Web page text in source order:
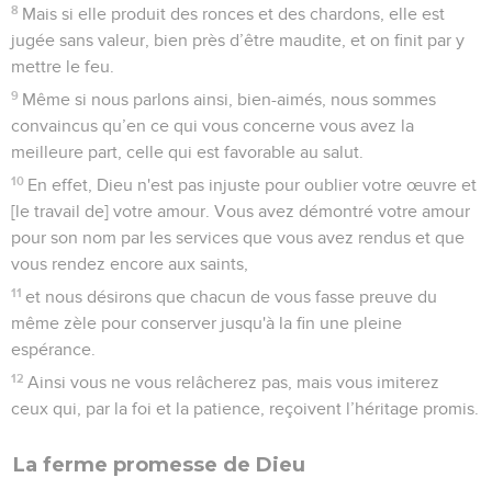
8 Mais si elle produit des ronces et des chardons, elle est
jugée sans valeur, bien près d’être maudite, et on finit par y
mettre le feu.
9 Même si nous parlons ainsi, bien-aimés, nous sommes
convaincus qu’en ce qui vous concerne vous avez la
meilleure part, celle qui est favorable au salut.
10 En effet, Dieu n'est pas injuste pour oublier votre œuvre et
[le travail de] votre amour. Vous avez démontré votre amour
pour son nom par les services que vous avez rendus et que
vous rendez encore aux saints,
11 et nous désirons que chacun de vous fasse preuve du
même zèle pour conserver jusqu'à la fin une pleine
espérance.
12 Ainsi vous ne vous relâcherez pas, mais vous imiterez
ceux qui, par la foi et la patience, reçoivent l’héritage promis.
La ferme promesse de Dieu